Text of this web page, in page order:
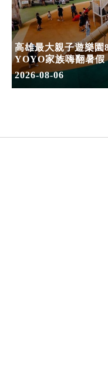
高雄最大親子遊樂園
YOYO家族嗨翻暑假
2026-08-06